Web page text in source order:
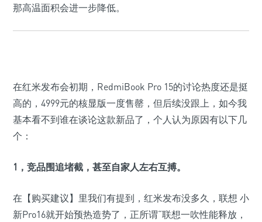
那高温面积会进一步降低。
在红米发布会初期，RedmiBook Pro 15的讨论热度还是挺
高的，4999元的核显版一度售罄，但后续没跟上，如今我
基本看不到谁在谈论这款新品了，个人认为原因有以下几
个：
1， 竞品围追堵截，甚至自家人左右互搏。
在【购买建议】里我们有提到，红米发布没多久，联想 小
新Pro16就开始预热造势了，正所谓“联想一吹性能释放，